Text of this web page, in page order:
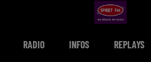
RADIO INFOS REPLAYS